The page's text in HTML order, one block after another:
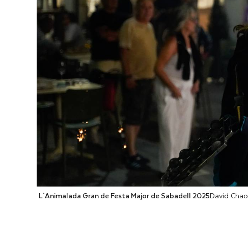
L`Animalada Gran de Festa Major de Sabadell 2025David Chao